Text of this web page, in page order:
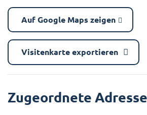
Auf Google Maps zeigen
Visitenkarte exportieren
Zugeordnete